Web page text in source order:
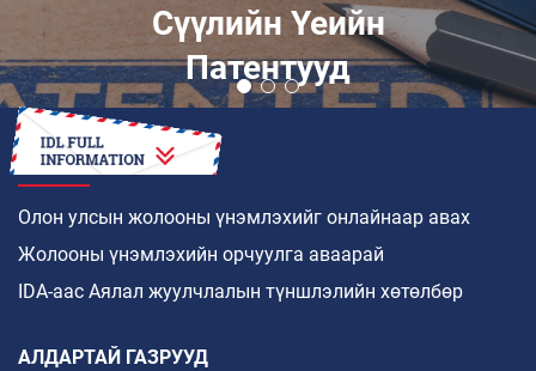
Сүүлийн Үеийн
Патентууд
ХЭРХЭН
Олон улсын жолооны үнэмлэхийг онлайнаар авах
Жолооны үнэмлэхийн орчуулга аваарай
IDA-аас Аялал жуулчлалын түншлэлийн хөтөлбөр
АЛДАРТАЙ ГАЗРУУД